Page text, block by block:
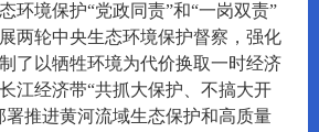
环境保护“党政同责”和“一岗双责”
两轮中央生态环境保护督察，强化
了以牺牲环境为代价换取一时经济
江经济带“共抓大保护、不搞大开
署推进黄河流域生态保护和高质量